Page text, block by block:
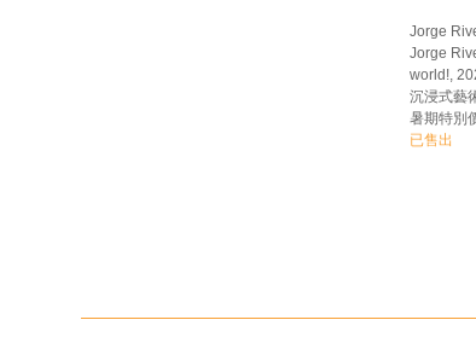
Jorge
Jorge
world!,
沉浸式藝
暑期特別
已售出